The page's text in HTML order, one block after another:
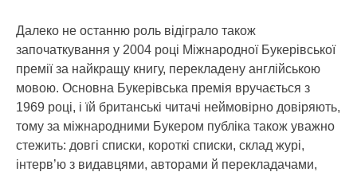
Далеко не останню роль відіграло також
започаткування у 2004 році Міжнародної Букерівської
премії за найкращу книгу, перекладену англійською
мовою. Основна Букерівська премія вручається з
1969 році, і їй британські читачі неймовірно довіряють,
тому за міжнародними Букером публіка також уважно
стежить: довгі списки, короткі списки, склад журі,
інтерв’ю з видавцями, авторами й перекладачами,